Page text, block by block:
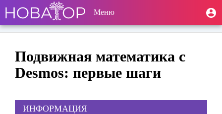
основному
User
account
МенюToggle navigation
Подвижная математика с
Desmos: первые шаги
ИНФОРМАЦИЯ